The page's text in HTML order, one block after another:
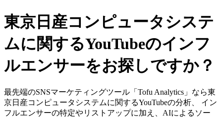
東京日産コンピュータシステ
ムに関するYouTubeのインフ
ルエンサーをお探しですか？
最先端のSNSマーケティングツール「Tofu Analytics」なら東
京日産コンピュータシステムに関するYouTubeの分析、 イン
フルエンサーの特定やリストアップに加え、AIによるソー